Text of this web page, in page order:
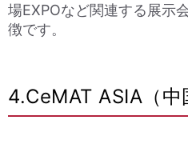
場EXPOなど関連する展示
徴です。
4.CeMAT ASIA（中